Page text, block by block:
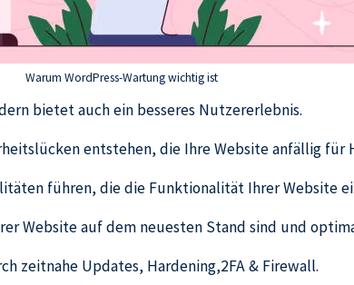
Warum WordPress-Wartung wichtig ist
bietet auch ein besseres Nutzererlebnis.
entstehen, die Ihre Website anfällig für
führen, die die Funktionalität Ihrer Website
Website auf dem neuesten Stand sind und
zeitnahe Updates, Hardening,2FA & Firewall.